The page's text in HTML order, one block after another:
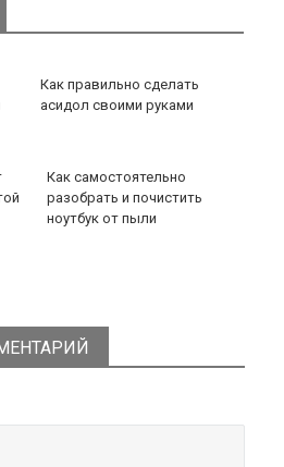
Как правильно сделать
асидол своими руками
Как самостоятельно
разобрать и почистить
ноутбук от пыли